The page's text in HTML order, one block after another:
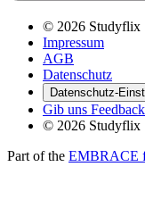
© 2026 Studyflix
Impressum
AGB
Datenschutz
Datenschutz-
Gib uns Feedback
© 2026 Studyflix
Part of the EMBRACE